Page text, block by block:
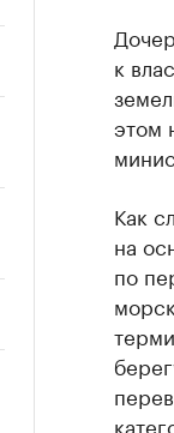
к
этом
Как
на
по